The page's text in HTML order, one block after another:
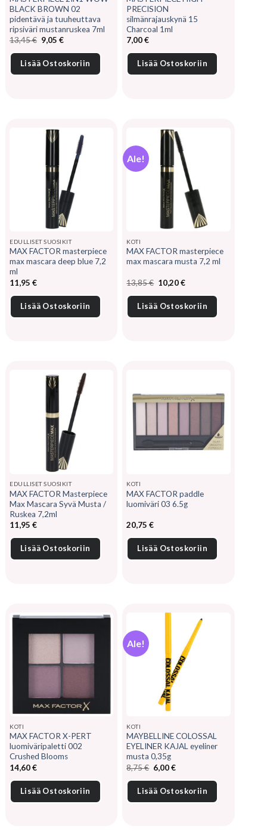
BLACK BROWN 02
pidentävä ja tuuheuttava
ripsiväri mustanruskea 7ml
13,45€ Alkuperäinen
hinta
oli:
13,45 €.
9,05€Nykyinen
on:
9,05 €.
Lisää Ostoskoriin
PRECISION
silmänrajauskynä 15
Charcoal 1ml
7,00€
Lisää Ostoskoriin
EDULLISET SUOSIKIT
MAX FACTOR masterpiece
max mascara deep blue 7,2
ml
11,95 €
Lisää Ostoskoriin
Ale!
KOTI
MAX FACTOR masterpiece
max mascara musta 7,2 ml
13,85€ Alkuperäinen
hinta
oli:
13,85 €.
10,20€Nykyinen
on:
10,20 €.
Lisää Ostoskoriin
EDULLISET SUOSIKIT
MAX FACTOR Masterpiece
Max Mascara Syvä Musta /
Ruskea 7,2ml
11,95 €
Lisää Ostoskoriin
KOTI
MAX FACTOR paddle
luomiväri 03 6.5g
20,75€
Lisää Ostoskoriin
KOTI
MAX FACTOR X-PERT
luomiväripaletti 002
Crushed Blooms
14,60€
Lisää Ostoskoriin
Ale!
KOTI
MAYBELLINE COLOSSAL
EYELINER KAJAL eyeliner
musta 0,35g
8,75€ Alkuperäinen
hinta
oli:
8,75 €.
6,00€Nykyinen
on:
6,00 €.
Lisää Ostoskoriin